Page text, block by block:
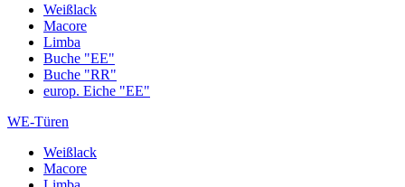
Weißlack
Macore
Limba
Buche "EE"
Buche "RR"
europ. Eiche "EE"
WE-Türen
Weißlack
Macore